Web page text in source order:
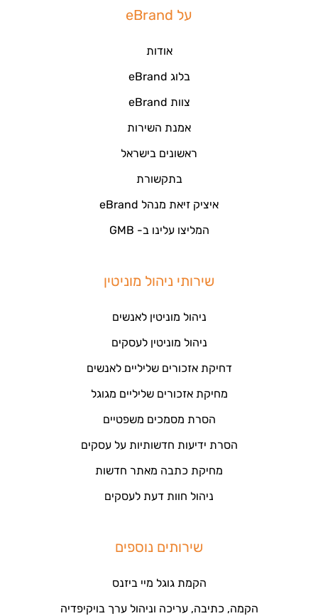
על eBrand
אודות
בלוג eBrand
צוות eBrand
אמנת השירות
ראשונים בישראל
בתקשורת
איציק זיאת מנהל eBrand
המליצו עלינו ב- GMB
שירותי ניהול מוניטין
ניהול מוניטין לאנשים
ניהול מוניטין לעסקים
דחיקת אזכורים שליליים לאנשים
מחיקת אזכורים שליליים מגוגל
הסרת מסמכים משפטיים
הסרת ידיעות חדשותיות על עסקים
מחיקת כתבה מאתר חדשות
ניהול חוות דעת לעסקים
שירותים נוספים
הקמת גוגל מיי ביזנס
הקמה, כתיבה, עריכה וניהול ערך בויקיפדיה